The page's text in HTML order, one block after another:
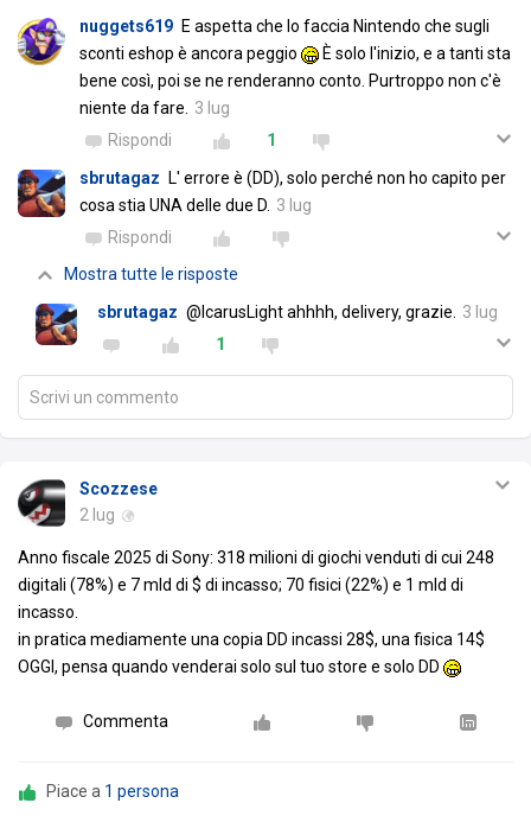
nuggets619 E aspetta che lo faccia Nintendo che sugli
sconti eshop è ancora peggio
È solo l'inizio, e a tanti sta
bene così, poi se ne renderanno conto. Purtroppo non c'è
niente da fare. 3 lug
Rispondi
1
sbrutagaz
L' errore è (DD), solo perché non ho capito per
cosa stia UNA delle due D. 3 lug
Rispondi
Mostra tutte le risposte
sbrutagaz @IcarusLight ahhhh, delivery, grazie. 3 lug
1
Scrivi un commento
Scozzese
2 lug
Anno fiscale 2025 di Sony: 318 milioni di giochi venduti di cui 248
digitali (78%) e 7 mld di $ di incasso; 70 fisici (22%) e 1 mld di
incasso.
in pratica mediamente una copia DD incassi 28$, una fisica 14$
OGGI, pensa quando venderai solo sul tuo store e solo DD
Commenta
Piace a 1 persona